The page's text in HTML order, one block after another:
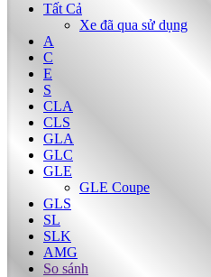
Tất Cả
Xe đã qua sử dụng
A
C
E
S
CLA
CLS
GLA
GLC
GLE
GLE Coupe
GLS
SL
SLK
AMG
So sánh